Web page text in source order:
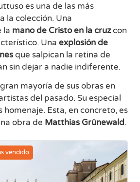
es una de las más
la colección. Una
la mano de Cristo en la cruzcon
Una explosión de
que salpican la retina de
sin dejar a nadie indiferente.
mayoría de sus obras en
del pasado. Su especial
Esta, en concreto, es
obra de Matthias Grünewald.
vendido